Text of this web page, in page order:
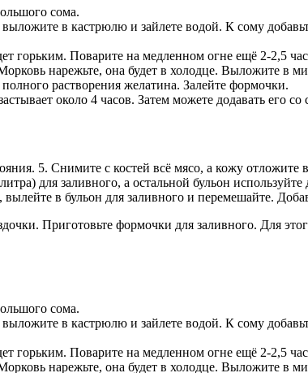
сома.
в кастрюлю и зайлете водой. К сому
горьким. Поварите на медленном огне ещё 2-2,5
нарежьте, она будет в холодце. Выложите в
растворения желатина. Залейте формочки.
около 4 часов. Затем можете додавать его со
5. Снимите с костей всё мясо, а кожу
для заливного, а остальной бульон
в бульон для заливного и перемешайте.
Приготовьте формочки для заливного. Для
сома.
в кастрюлю и зайлете водой. К сому
горьким. Поварите на медленном огне ещё 2-2,5
нарежьте, она будет в холодце. Выложите в